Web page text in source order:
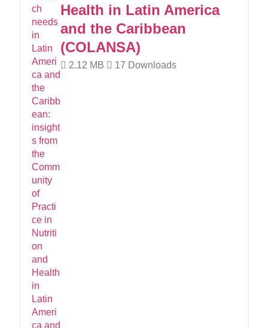
Health in Latin America
and the Caribbean
(COLANSA)
2.12 MB 17 Downloads